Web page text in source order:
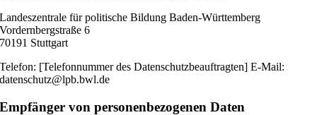
Landeszentrale für politische Bildung Baden-Württemberg
Vordernbergstraße 6
70191 Stuttgart
Telefon: [Telefonnummer des Datenschutzbeauftragten] E-Mail:
datenschutz@lpb.bwl.de
Empfänger von personenbezogenen Daten